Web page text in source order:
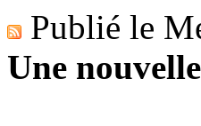
Publié le
Une